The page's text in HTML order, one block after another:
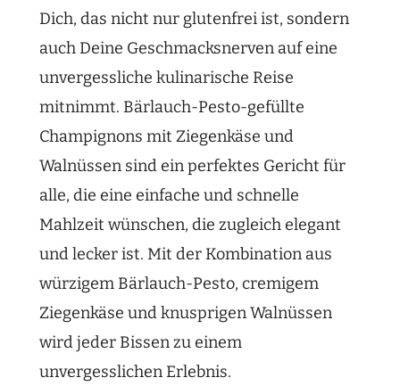
Dich, das nicht nur glutenfrei ist, sondern
auch Deine Geschmacksnerven auf eine
unvergessliche kulinarische Reise
mitnimmt. Bärlauch-Pesto-gefüllte
Champignons mit Ziegenkäse und
Walnüssen sind ein perfektes Gericht für
alle, die eine einfache und schnelle
Mahlzeit wünschen, die zugleich elegant
und lecker ist. Mit der Kombination aus
würzigem Bärlauch-Pesto, cremigem
Ziegenkäse und knusprigen Walnüssen
wird jeder Bissen zu einem
unvergesslichen Erlebnis.